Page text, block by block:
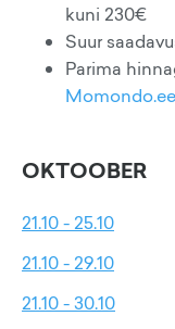
kuni 230€
Suur
Parima
Momondo.ee
OKTOOBER
21.10 - 25.10
21.10 - 29.10
21.10 - 30.10